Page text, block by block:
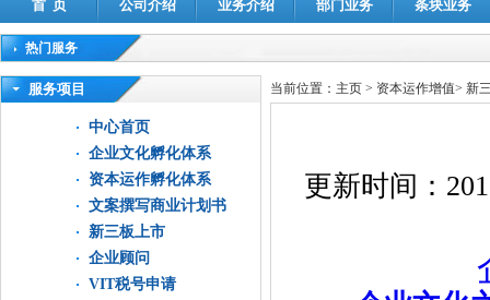
首 页 公司介绍 业务介绍 部门业务 条块业务
热门服务
高新技术企业认定审计|企业所得税汇算清缴申报鉴证
服务项目
中心首页
企业文化孵化体系
资本运作孵化体系
文案撰写商业计划书
新三板上市
企业顾问
VIT税号申请
当前位置： 主页 > 资本运作增值> 新
更新时间：